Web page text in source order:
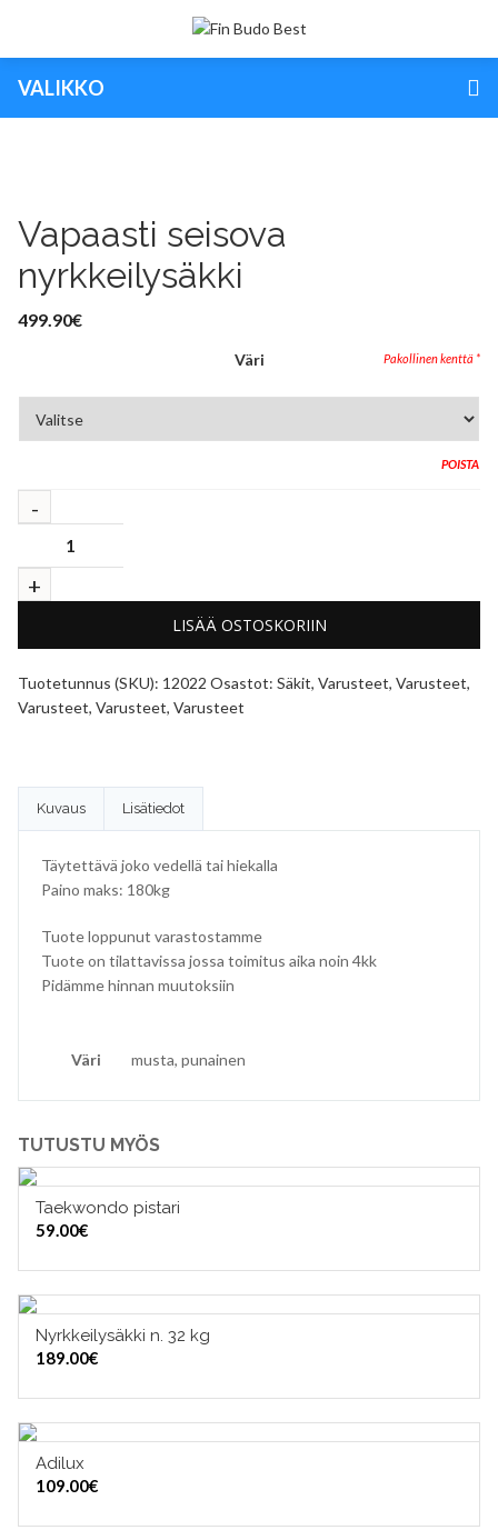
VALIKKO
Vapaasti seisova
nyrkkeilysäkki
499.90€
Väri
POISTA
LISÄÄ OSTOSKORIIN
Tuotetunnus (SKU): 12022 Osastot: Säkit, Varusteet, Varusteet,
Varusteet, Varusteet, Varusteet
Kuvaus Lisätiedot
Täytettävä joko vedellä tai hiekalla
Paino maks: 180kg
Tuote loppunut varastostamme
Tuote on tilattavissa jossa toimitus aika noin 4kk
Pidämme hinnan muutoksiin
Väri musta, punainen
TUTUSTU MYÖS
Taekwondo pistari
59.00€
LISÄÄ OSTOSKORIIN
Nyrkkeilysäkki n. 32 kg
189.00€
Adilux
109.00€